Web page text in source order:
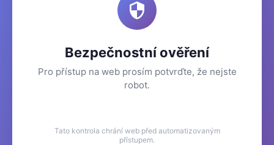
Bezpečnostní ověření
Pro přístup na web prosím potvrďte, že nejste
robot.
Tato kontrola chrání web před automatizovaným
přístupem.